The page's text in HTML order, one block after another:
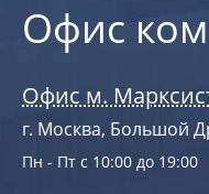
Офис
Офис м.
г. Москва, Большой
Пн - Пт с 10:00 до 19:00